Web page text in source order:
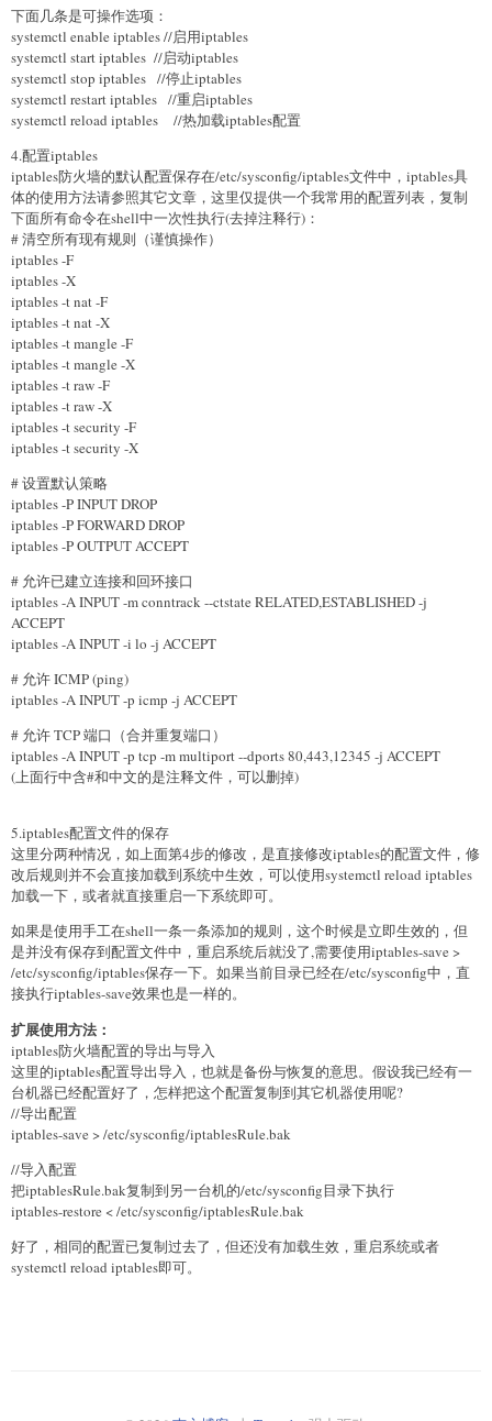
下面几条是可操作选项：
systemctl enable iptables //启用iptables
systemctl start iptables //启动iptables
systemctl stop iptables //停止iptables
systemctl restart iptables //重启iptables
systemctl reload iptables //热加载iptables配置
4.配置iptables
iptables防火墙的默认配置保存在/etc/sysconfig/iptables文件中，iptables具
体的使用方法请参照其它文章，这里仅提供一个我常用的配置列表，复制
下面所有命令在shell中一次性执行(去掉注释行)：
# 清空所有现有规则（谨慎操作）
iptables -F
iptables -X
iptables -t nat -F
iptables -t nat -X
iptables -t mangle -F
iptables -t mangle -X
iptables -t raw -F
iptables -t raw -X
iptables -t security -F
iptables -t security -X
# 设置默认策略
iptables -P INPUT DROP
iptables -P FORWARD DROP
iptables -P OUTPUT ACCEPT
# 允许已建立连接和回环接口
iptables -A INPUT -m conntrack --ctstate RELATED,ESTABLISHED -j
ACCEPT
iptables -A INPUT -i lo -j ACCEPT
# 允许 ICMP (ping)
iptables -A INPUT -p icmp -j ACCEPT
# 允许 TCP 端口（合并重复端口）
iptables -A INPUT -p tcp -m multiport --dports 80,443,12345 -j ACCEPT
(上面行中含#和中文的是注释文件，可以删掉)
5.iptables配置文件的保存
这里分两种情况，如上面第4步的修改，是直接修改iptables的配置文件，修
改后规则并不会直接加载到系统中生效，可以使用systemctl reload iptables
加载一下，或者就直接重启一下系统即可。
如果是使用手工在shell一条一条添加的规则，这个时候是立即生效的，但
是并没有保存到配置文件中，重启系统后就没了,需要使用iptables-save >
/etc/sysconfig/iptables保存一下。如果当前目录已经在/etc/sysconfig中，直
接执行iptables-save效果也是一样的。
扩展使用方法：
iptables防火墙配置的导出与导入
这里的iptables配置导出导入，也就是备份与恢复的意思。假设我已经有一
台机器已经配置好了，怎样把这个配置复制到其它机器使用呢?
//导出配置
iptables-save > /etc/sysconfig/iptablesRule.bak
//导入配置
把iptablesRule.bak复制到另一台机的/etc/sysconfig目录下执行
iptables-restore < /etc/sysconfig/iptablesRule.bak
好了，相同的配置已复制过去了，但还没有加载生效，重启系统或者
systemctl reload iptables即可。